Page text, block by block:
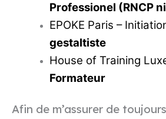
Professionel (RNCP
EPOKE Paris –
gestaltiste
House of Training
Formateur
Afin de m’assurer de